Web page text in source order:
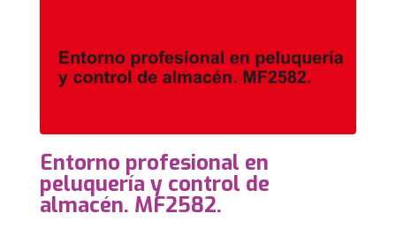
Entorno profesional en
peluquería y control de
almacén. MF2582.